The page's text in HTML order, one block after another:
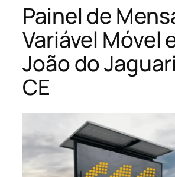
Painel de
Variável Móvel
João do
CE